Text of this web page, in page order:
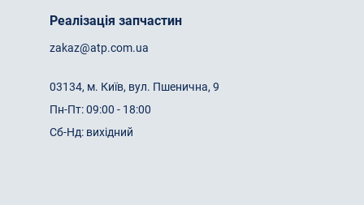
Реалізація запчастин
zakaz@atp.com.ua
03134, м. Київ, вул. Пшенична, 9
Пн-Пт: 09:00 - 18:00
Сб-Нд: вихідний